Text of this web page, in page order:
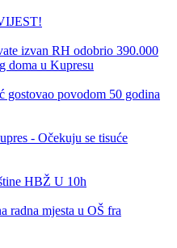
izvan RH odobrio 390.000
doma u Kupresu
povodom 50 godina
- Očekuju se tisuće
HBŽ U 10h
radna mjesta u OŠ fra